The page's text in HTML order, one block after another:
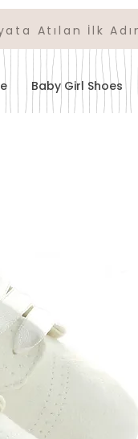
Atılan İlk
Baby Girl Shoes